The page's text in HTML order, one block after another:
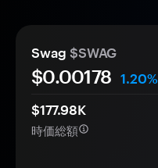
Swag $SWAG
$0.00178
1.20%
$177.98K
時価総額